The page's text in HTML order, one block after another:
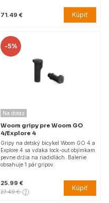
71.49 € Kúpiť
-5%
Na dotaz
Woom gripy pre Woom GO
4/Explore 4
Gripy na detský bicykel Woom GO 4 a
Explore 4 sa vďaka lock-out objímkam
pevne držia na riadidlách. Balenie
obsahuje 1 pár gripov.
25.99 €
27.49 € Kúpiť